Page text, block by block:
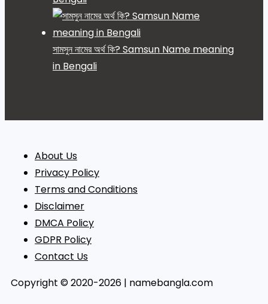
সামসুন নামের অর্থ কি? Samsun Name meaning
in Bengali
About Us
Privacy Policy
Terms and Conditions
Disclaimer
DMCA Policy
GDPR Policy
Contact Us
Copyright © 2020-2026 | namebangla.com